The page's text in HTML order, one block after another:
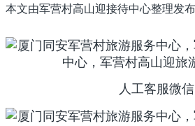
本文由军营村高山迎接待中心整理发
人工客服微信